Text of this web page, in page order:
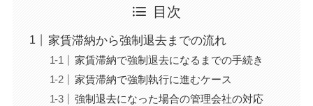
目次
家賃滞納から強制退去までの流れ
家賃滞納で強制退去になるまでの手続き
家賃滞納で強制執行に進むケース
強制退去になった場合の管理会社の対応